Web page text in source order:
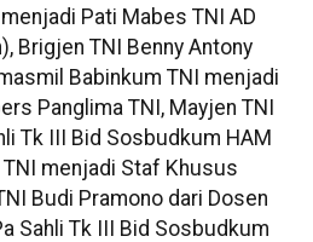
Pati Mabes TNI AD
Brigjen TNI Benny Antony
Babinkum TNI menjadi
Panglima TNI, Mayjen TNI
Tk III Bid Sosbudkum HAM
menjadi Staf Khusus
Budi Pramono dari Dosen
Sahli Tk III Bid Sosbudkum